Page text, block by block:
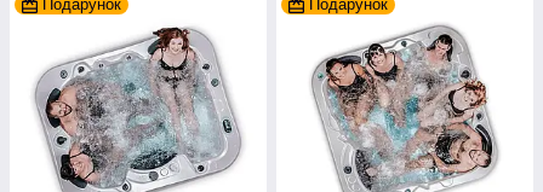
Подарунок Подарунок